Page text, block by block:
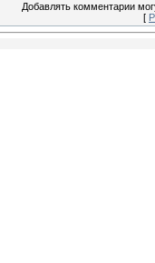
Добавлять комментарии
[